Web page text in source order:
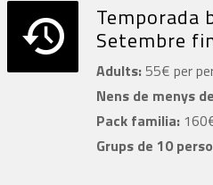
Temporada
Setembre
Adults: 55€ per
Nens de menys
Pack familia:
Grups de 10